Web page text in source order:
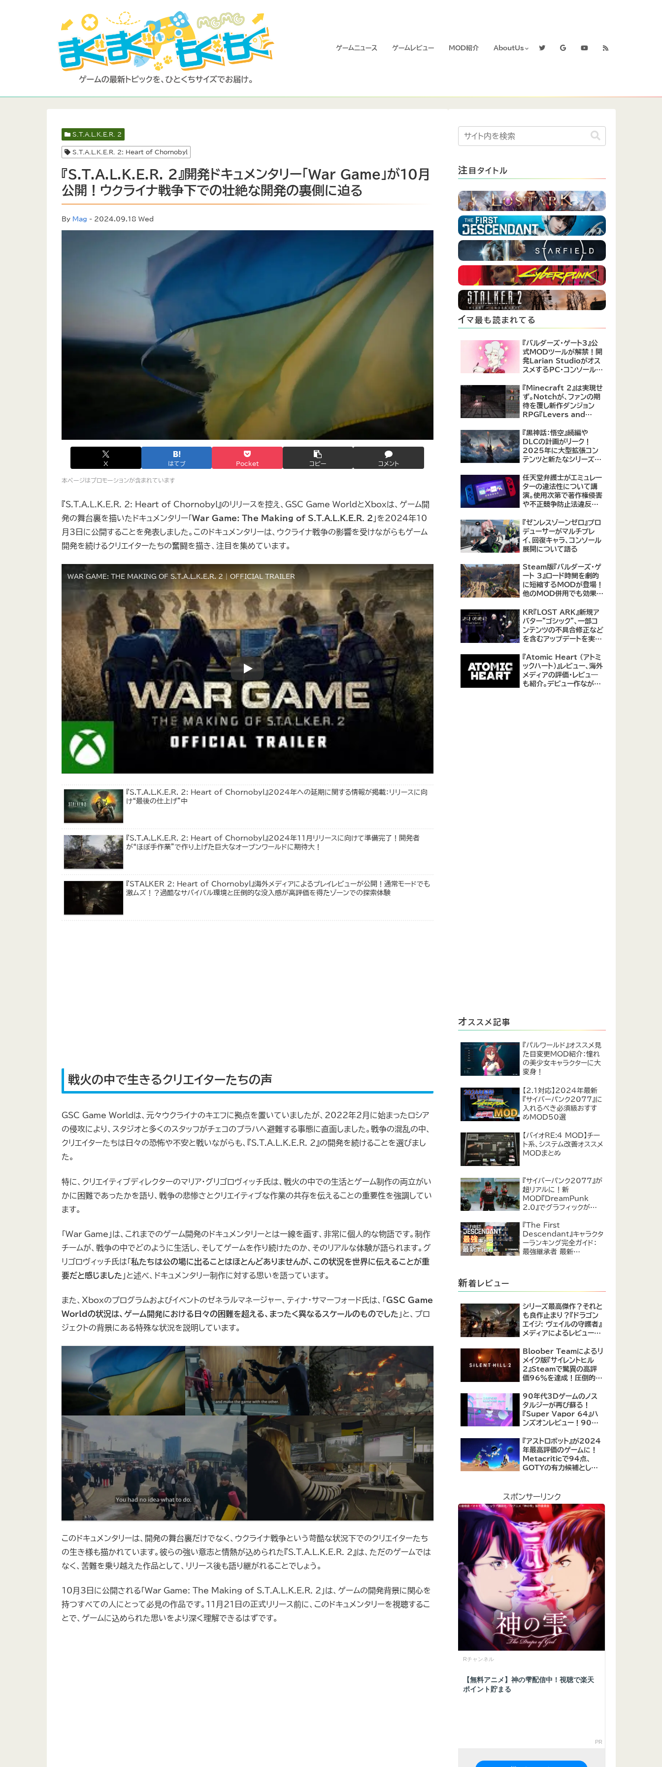
ゲームニュース ゲームレビュー MOD紹介 AboutUs
S.T.A.L.K.E.R. 2
S.T.A.L.K.E.R. 2: Heart of Chornobyl
『S.T.A.L.K.E.R. 2』開発ドキュメンタリー「War Game」が10月
公開！ウクライナ戦争下での壮絶な開発の裏側に迫る
By Mag - 2024.09.18 Wed
X はてブ Pocket コピー コメント
本ページはプロモーションが含まれています
『S.T.A.L.K.E.R. 2: Heart of Chornobyl』のリリースを控え、GSC Game WorldとXboxは、ゲーム開
発の舞台裏を描いたドキュメンタリー「 War Game: The Making of S.T.A.L.K.E.R. 2 」を2024年10
月3日に公開することを発表しました。このドキュメンタリーは、ウクライナ戦争の影響を受けながらもゲーム
開発を続けるクリエイターたちの奮闘を描き、注目を集めています。
WAR GAME: THE MAKING OF S.T.A.L.K.E.R. 2 | OFFICIAL TRAILER
『S.T.A.L.K.E.R. 2: Heart of Chornobyl』2024年への延期に関する情報が掲載：リリースに向
け“最後の仕上げ”中
『S.T.A.L.K.E.R. 2: Heart of Chornobyl』2024年11月リリースに向けて準備完了！開発者
が“ほぼ手作業”で作り上げた巨大なオープンワールドに期待大！
『STALKER 2: Heart of Chornobyl』海外メディアによるプレイレビューが公開！通常モードでも
激ムズ！？過酷なサバイバル環境と圧倒的な没入感が高評価を得たゾーンでの探索体験
戦火の中で生きるクリエイターたちの声
GSC Game Worldは、元々ウクライナのキエフに拠点を置いていましたが、2022年2月に始まったロシア
の侵攻により、スタジオと多くのスタッフがチェコのプラハへ避難する事態に直面しました。戦争の混乱の中、
クリエイターたちは日々の恐怖や不安と戦いながらも、『S.T.A.L.K.E.R. 2』の開発を続けることを選びまし
た。
特に、クリエイティブディレクターのマリア・グリゴロヴィッチ氏は、戦火の中での生活とゲーム制作の両立がい
かに困難であったかを語り、戦争の悲惨さとクリエイティブな作業の共存を伝えることの重要性を強調してい
ます。
「War Game」は、これまでのゲーム開発のドキュメンタリーとは一線を画す、非常に個人的な物語です。制作
チームが、戦争の中でどのように生活し、そしてゲームを作り続けたのか、そのリアルな体験が語られます。グ
リゴロヴィッチ氏は「 私たちは公の場に出ることはほとんどありませんが、この状況を世界に伝えることが重
要だと感じました 」と述べ、ドキュメンタリー制作に対する思いを語っています。
また、Xboxのプログラムおよびイベントのゼネラルマネージャー、ティナ・サマーフォード氏は、「 GSC Game
Worldの状況は、ゲーム開発における日々の困難を超える、まったく異なるスケールのものでした 」と、プロ
ジェクトの背景にある特殊な状況を説明しています。
このドキュメンタリーは、開発の舞台裏だけでなく、ウクライナ戦争という苛酷な状況下でのクリエイターたち
の生き様も描かれています。彼らの強い意志と情熱が込められた『S.T.A.L.K.E.R. 2』は、ただのゲームでは
なく、苦難を乗り越えた作品として、リリース後も語り継がれることでしょう。
10月3日に公開される「War Game: The Making of S.T.A.L.K.E.R. 2」は、ゲームの開発背景に関心を
持つすべての人にとって必見の作品です。11月21日の正式リリース前に、このドキュメンタリーを視聴するこ
とで、ゲームに込められた思いをより深く理解できるはずです。
注 目タイトル
イマ最も読まれてる
『バルダーズ・ゲート3』公
式MODツールが解禁！開
発Larian Studioがオス
スメするPC・コンソール向
『Minecraft 2』は実現せ
ず。Notchが、ファンの期
待を覆し新作ダンジョン
RPG『Levers and
表！
『黒神話：悟空』続編や
DLCの計画がリーク！
2025年に大型拡張コン
テンツと新たなシリーズ作
【09/17更新】
任天堂弁護士がエミュレー
ターの違法性について講
演。使用次第で著作権侵害
や不正競争防止法違反に
『ゼンレスゾーンゼロ』プロ
デューサーがマルチプレ
イ、回復キャラ、コンソール
展開について語る
Steam版『バルダーズ・ゲ
ート 3』ロード時間を劇的
に短縮するMODが登場！
他のMOD併用でも効果を
価
KR『LOST ARK』新規ア
バター"ゴシック"、一部コ
ンテンツの不具合修正など
を含むアップデートを実
『Atomic Heart (アトミ
ックハート)』レビュー、海外
メディアの評価・レビュ―
も紹介。デビュー作ながら
オ ススメ記事
『パルワールド』オススメ見
た目変更MOD紹介：憧れ
の美少女キャラクターに大
変身！
【2.1対応】2024年最新
『サイバーパンク2077』に
入れるべき必須級おすす
めMOD50選
【バイオRE:4 MOD】チー
ト系、システム改善オススメ
MODまとめ
『サイバーパンク2077』が
超リアルに！新
MOD『DreamPunk
2.0』でグラフィックが恐ろ
『The First
Descendant』キャラクタ
ーランキング完全ガイド：
最強継承者 最新
新着レビュー
シリーズ最高傑作？それと
も良作止まり？『ドラゴン
エイジ: ヴェイルの守護者』
メディアによるレビューが
ラクター育成システムは好
評、戦闘システムは賛否あ
り
Bloober Teamによるリ
メイク版『サイレントヒル
2』Steamで驚異の高評
価96％を達成！圧倒的な
の復活
90年代3Dゲームのノス
タルジーが再び蘇る！
『Super Vapor 64』ハ
ンズオンレビュー！90年
再現したノスタルジックア
クション
『アストロボット』が2024
年最高評価のゲームに！
Metacriticで94点、
GOTYの有力候補として
スポンサーリンク